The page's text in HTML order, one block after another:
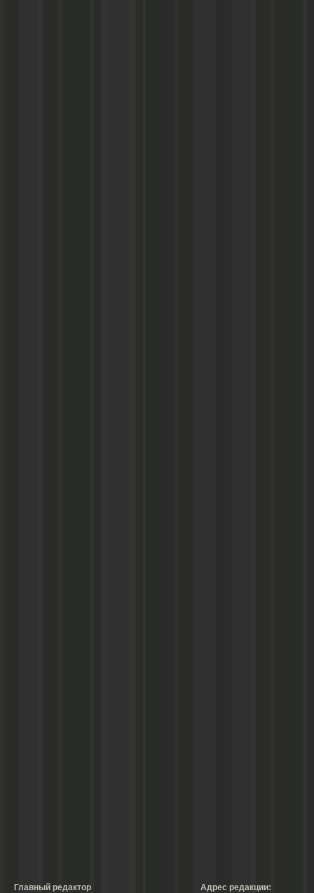
Главный редактор Адрес редакции: